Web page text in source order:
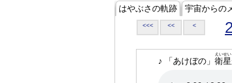
はやぶさの軌跡 宇宙からの
<<< << <
♪ 「あけぼの」 衛星
えいせい